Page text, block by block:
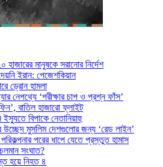
হাজারের মানুষকে সরানোর নির্দেশ
ইরান: পেজেশকিয়ান
ড্রোন হামলা
নেপথ্যে ‘পরীক্ষার চাপ ও প্রশ্ন ফাঁস’
বাতিল হাজারো ফ্লাইট
বিপাকে নেতানিয়াহু
উচ্ছেদ মুসলিম দেশগুলোর জন্য ‘রেড লাইন’
পরের ধাপে যেতে প্রস্তুত হামাস
সংঘাত?
হয়ে নিহত ৪